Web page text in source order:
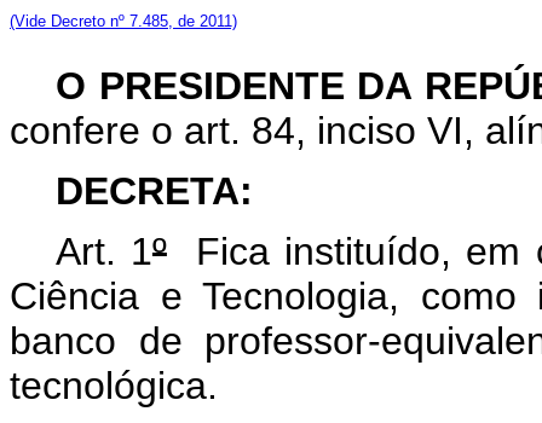
(Vide Decreto nº 7.485, de 2011)
O PRESIDENTE DA
confere o art. 84, inciso VI,
DECRETA:
Art. 1ºFica instituído, em
Ciência e Tecnologia,
banco de professor-
tecnológica.